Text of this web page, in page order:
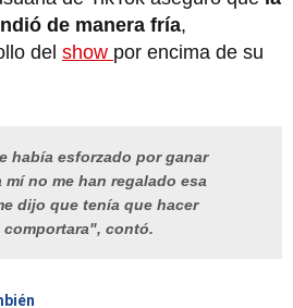
de manera fría,
del show por encima de su
había esforzado por ganar
mí no me han regalado esa
dijo que tenía que hacer
comportara", contó.